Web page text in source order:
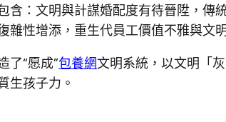
：文明與計謀婚配度有待晉陞，傳
性增添，重生代員工價值不雅與文
了“愿成”包養網文明系統，以文明「
生孩子力。